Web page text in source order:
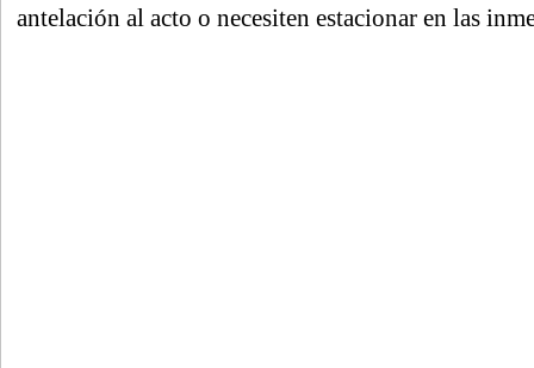
antelación al acto o necesiten estacionar en las